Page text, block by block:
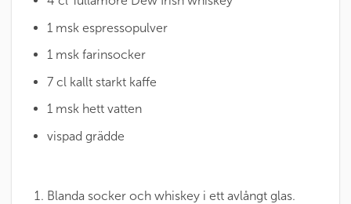
1 msk espressopulver
1 msk farinsocker
7 cl kallt starkt kaffe
1 msk hett vatten
vispad grädde
Blanda socker och whiskey i ett avlångt glas.